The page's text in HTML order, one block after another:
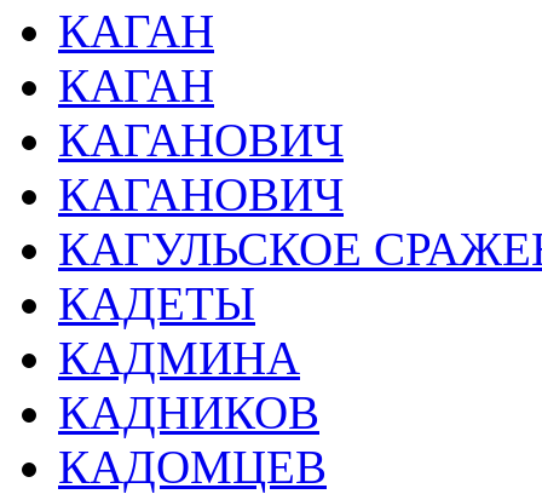
КАГАН
КАГАН
КАГАНОВИЧ
КАГАНОВИЧ
КАГУЛЬСКОЕ
КАДЕТЫ
КАДМИНА
КАДНИКОВ
КАДОМЦЕВ